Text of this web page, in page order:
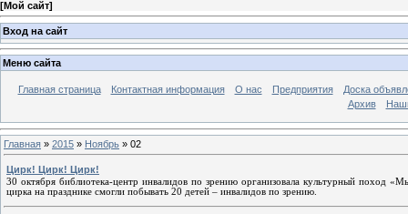
[Мой сайт]
Вход на сайт
Меню сайта
Главная страница Контактная информация О нас Предприятия
Доска
Архив
Главная » 2015 » Ноябрь » 02
Цирк! Цирк! Цирк!
30 октября библиотека-центр инвалидов по зрению организовала культурный поход
цирка на празднике смогли побывать 20 детей – инвалидов по зрению.